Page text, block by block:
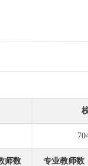
师数 专业教师数